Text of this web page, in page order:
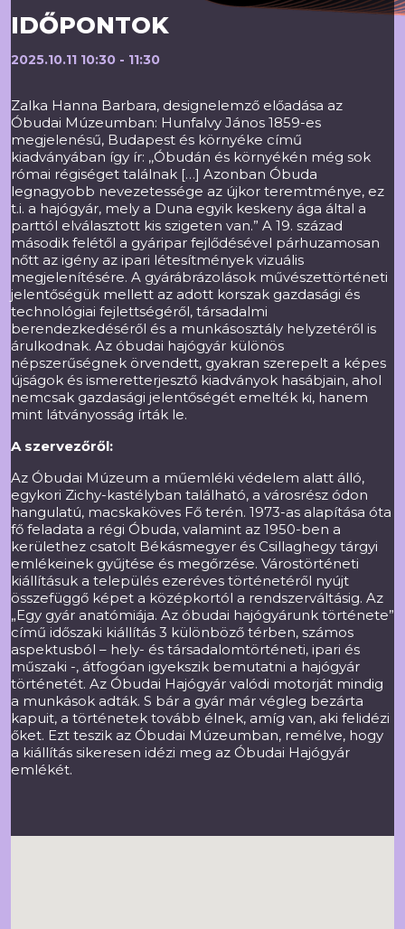
IDŐPONTOK
2025.10.11 10:30 - 11:30
Zalka Hanna Barbara, designelemző előadása az
Óbudai Múzeumban: Hunfalvy János 1859-es
megjelenésű, Budapest és környéke című
kiadványában így ír: ,,Óbudán és környékén még sok
római régiséget találnak […] Azonban Óbuda
legnagyobb nevezetessége az újkor teremtménye, ez
t.i. a hajógyár, mely a Duna egyik keskeny ága által a
parttól elválasztott kis szigeten van.” A 19. század
második felétől a gyáripar fejlődésével párhuzamosan
nőtt az igény az ipari létesítmények vizuális
megjelenítésére. A gyárábrázolások művészettörténeti
jelentőségük mellett az adott korszak gazdasági és
technológiai fejlettségéről, társadalmi
berendezkedéséről és a munkásosztály helyzetéről is
árulkodnak. Az óbudai hajógyár különös
népszerűségnek örvendett, gyakran szerepelt a képes
újságok és ismeretterjesztő kiadványok hasábjain, ahol
nemcsak gazdasági jelentőségét emelték ki, hanem
mint látványosság írták le.
A szervezőről:
Az Óbudai Múzeum a műemléki védelem alatt álló,
egykori Zichy-kastélyban található, a városrész ódon
hangulatú, macskaköves Fő terén. 1973-as alapítása óta
fő feladata a régi Óbuda, valamint az 1950-ben a
kerülethez csatolt Békásmegyer és Csillaghegy tárgyi
emlékeinek gyűjtése és megőrzése. Várostörténeti
kiállításuk a település ezeréves történetéről nyújt
összefüggő képet a középkortól a rendszerváltásig. Az
„Egy gyár anatómiája. Az óbudai hajógyárunk története”
című időszaki kiállítás 3 különböző térben, számos
aspektusból – hely- és társadalomtörténeti, ipari és
műszaki -, átfogóan igyekszik bemutatni a hajógyár
történetét. Az Óbudai Hajógyár valódi motorját mindig
a munkások adták. S bár a gyár már végleg bezárta
kapuit, a történetek tovább élnek, amíg van, aki felidézi
őket. Ezt teszik az Óbudai Múzeumban, remélve, hogy
a kiállítás sikeresen idézi meg az Óbudai Hajógyár
emlékét.